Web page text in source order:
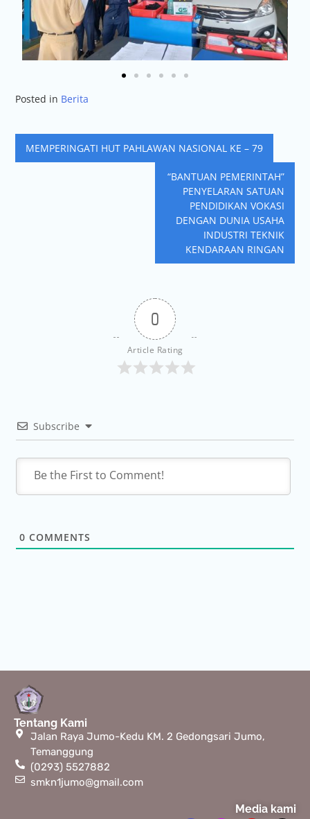
Posted in Berita
MEMPERINGATI HUT PAHLAWAN NASIONAL KE – 79
“BANTUAN PEMERINTAH”
PENYELARAN SATUAN
PENDIDIKAN VOKASI
DENGAN DUNIA USAHA
INDUSTRI TEKNIK
KENDARAAN RINGAN
0
Article Rating
Subscribe
0 COMMENTS
Tentang Kami
Jalan Raya Jumo-Kedu KM. 2 Gedongsari Jumo,
Temanggung
(0293) 5527882
smkn1jumo@gmail.com
Media kami